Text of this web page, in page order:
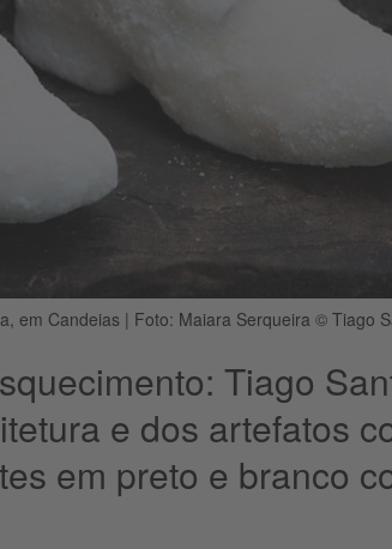
em Candeias | Foto: Maiara Serqueira © Tiago
Tiago
e dos artefatos
em preto e branco